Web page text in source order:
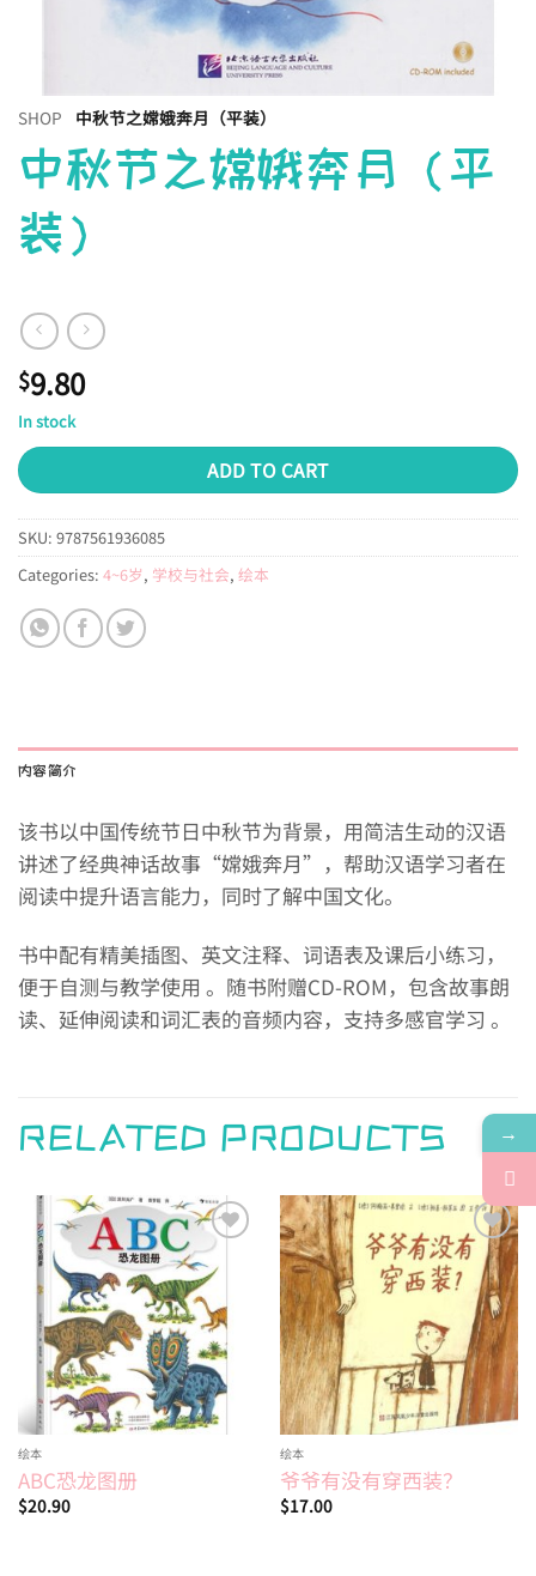
SHOP 中秋节之嫦娥奔月（平装）
中秋节之嫦娥奔月（平
装）
$9.80
In stock
ADD TO CART
SKU: 9787561936085
Categories: 4~6岁, 学校与社会, 绘本
内容简介
该书以中国传统节日中秋节为背景，用简洁生动的汉语
讲述了经典神话故事“嫦娥奔月”，帮助汉语学习者在
阅读中提升语言能力，同时了解中国文化。
书中配有精美插图、英文注释、词语表及课后小练习，
便于自测与教学使用 。随书附赠CD-ROM，包含故事朗
读、延伸阅读和词汇表的音频内容，支持多感官学习 。
RELATED PRODUCTS
Add to
wishlist
绘本
ABC恐龙图册
$20.90
Add to
wishlist
绘本
爷爷有没有穿西装？
$17.00
→